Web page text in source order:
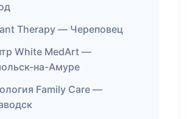
Therapy — Череповец
White MedArt —
на-Амуре
Family Care —